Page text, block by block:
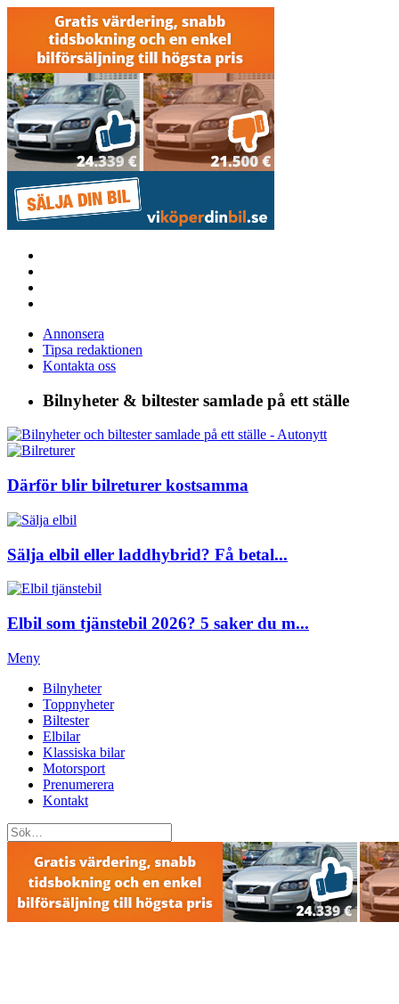
Annonsera
Tipsa redaktionen
Kontakta oss
Bilnyheter & biltester samlade på ett ställe
Därför blir bilreturer kostsamma
Sälja elbil eller laddhybrid? Få betal...
Elbil som tjänstebil 2026? 5 saker du m...
Meny
Bilnyheter
Toppnyheter
Biltester
Elbilar
Klassiska bilar
Motorsport
Prenumerera
Kontakt